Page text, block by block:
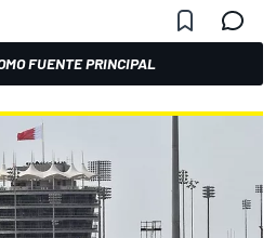
FUENTE PRINCIPAL